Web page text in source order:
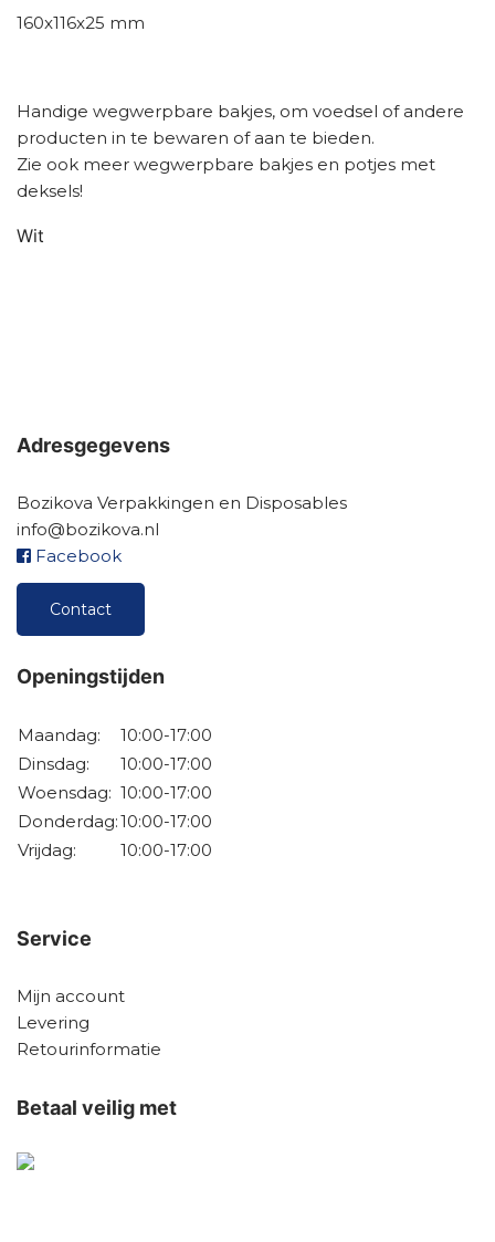
160x116x25 mm
Handige wegwerpbare bakjes, om voedsel of andere
producten in te bewaren of aan te bieden.
Zie ook meer wegwerpbare bakjes en potjes met
deksels!
Wit
Adresgegevens
Bozikova Verpakkingen en Disposables
info@bozikova.nl
Facebook
Contact
Openingstijden
Maandag:
10:00-17:00
Dinsdag:
10:00-17:00
Woensdag: 10:00-17:00
Donderdag:10:00-17:00
Vrijdag:
10:00-17:00
Service
Mijn account
Levering
Retourinformatie
Betaal veilig met